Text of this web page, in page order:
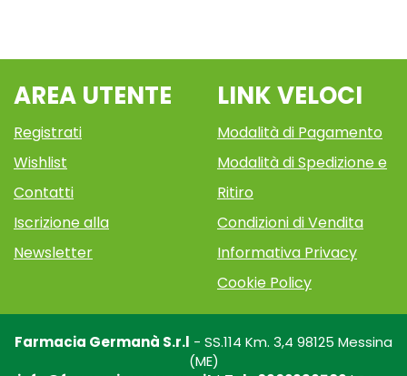
AREA UTENTE
Registrati
Wishlist
Contatti
Iscrizione alla
Newsletter
LINK VELOCI
Modalità di Pagamento
Modalità di Spedizione e
Ritiro
Condizioni di Vendita
Informativa Privacy
Cookie Policy
Farmacia Germanà S.r.l - SS.114 Km. 3,4 98125 Messina
(ME)